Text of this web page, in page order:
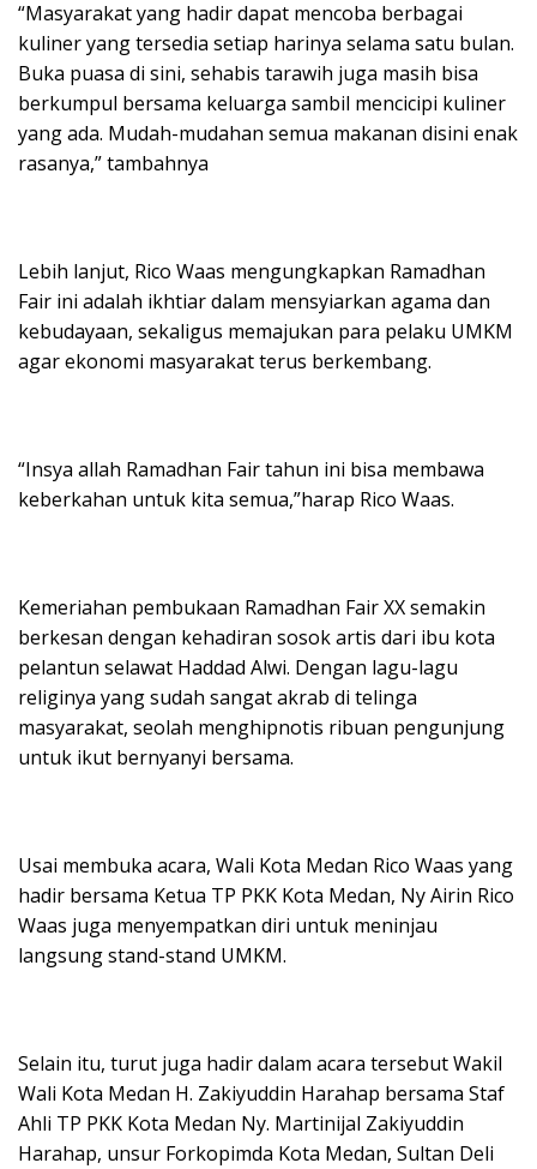
“Masyarakat yang hadir dapat mencoba berbagai
kuliner yang tersedia setiap harinya selama satu bulan.
Buka puasa di sini, sehabis tarawih juga masih bisa
berkumpul bersama keluarga sambil mencicipi kuliner
yang ada. Mudah-mudahan semua makanan disini enak
rasanya,” tambahnya
Lebih lanjut, Rico Waas mengungkapkan Ramadhan
Fair ini adalah ikhtiar dalam mensyiarkan agama dan
kebudayaan, sekaligus memajukan para pelaku UMKM
agar ekonomi masyarakat terus berkembang.
“Insya allah Ramadhan Fair tahun ini bisa membawa
keberkahan untuk kita semua,”harap Rico Waas.
Kemeriahan pembukaan Ramadhan Fair XX semakin
berkesan dengan kehadiran sosok artis dari ibu kota
pelantun selawat Haddad Alwi. Dengan lagu-lagu
religinya yang sudah sangat akrab di telinga
masyarakat, seolah menghipnotis ribuan pengunjung
untuk ikut bernyanyi bersama.
Usai membuka acara, Wali Kota Medan Rico Waas yang
hadir bersama Ketua TP PKK Kota Medan, Ny Airin Rico
Waas juga menyempatkan diri untuk meninjau
langsung stand-stand UMKM.
Selain itu, turut juga hadir dalam acara tersebut Wakil
Wali Kota Medan H. Zakiyuddin Harahap bersama Staf
Ahli TP PKK Kota Medan Ny. Martinijal Zakiyuddin
Harahap, unsur Forkopimda Kota Medan, Sultan Deli